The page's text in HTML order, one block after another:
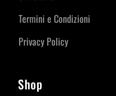
Termini e Condizioni
Privacy Policy
Shop